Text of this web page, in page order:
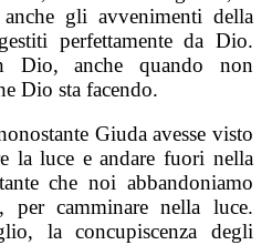
gli avvenimenti della
perfettamente da Dio.
Dio, anche quando non
Dio sta facendo.
Giuda avesse visto
la luce e andare fuori nella
che noi abbandoniamo
camminare nella luce.
la concupiscenza degli